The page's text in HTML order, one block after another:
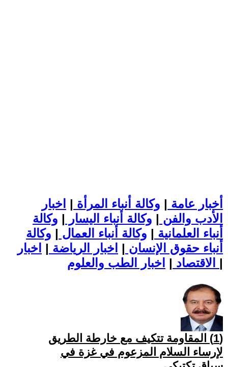
أخبار عامة | وكالة أنباء المرأة | اخبار
الأدب والفن | وكالة أنباء اليسار | وكالة
أنباء العلمانية | وكالة أنباء العمال | وكالة
أنباء حقوق الإنسان | اخبار الرياضة | اخبار
الاقتصاد | |
(1) المقاومة تتكيف مع خارطة الطريق
لإرساء السلام المزعوم في غزة في